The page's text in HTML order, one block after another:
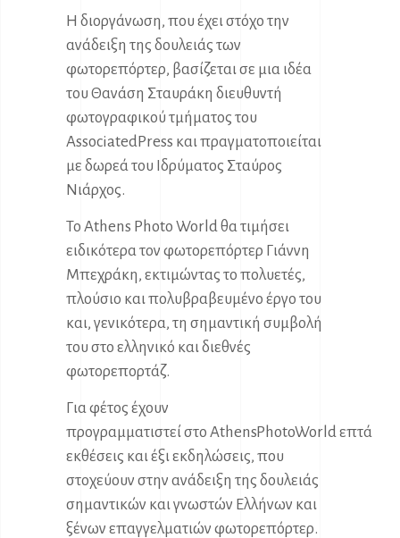
H διοργάνωση, που έχει στόχο την
ανάδειξη της δουλειάς των
φωτορεπόρτερ, βασίζεται σε μια ιδέα
του Θανάση Σταυράκη διευθυντή
φωτογραφικού τμήματος του
AssociatedPress και πραγματοποιείται
με δωρεά του Ιδρύματος Σταύρος
Νιάρχος.
Το Athens Photo World θα τιμήσει
ειδικότερα τον φωτορεπόρτερ Γιάννη
Μπεχράκη, εκτιμώντας το πολυετές,
πλούσιο και πολυβραβευμένο έργο του
και, γενικότερα, τη σημαντική συμβολή
του στο ελληνικό και διεθνές
φωτορεπορτάζ.
Για φέτος έχουν
προγραμματιστεί στο AthensPhotoWorld επτά
εκθέσεις και έξι εκδηλώσεις, που
στοχεύουν στην ανάδειξη της δουλειάς
σημαντικών και γνωστών Ελλήνων και
ξένων επαγγελματιών φωτορεπόρτερ.